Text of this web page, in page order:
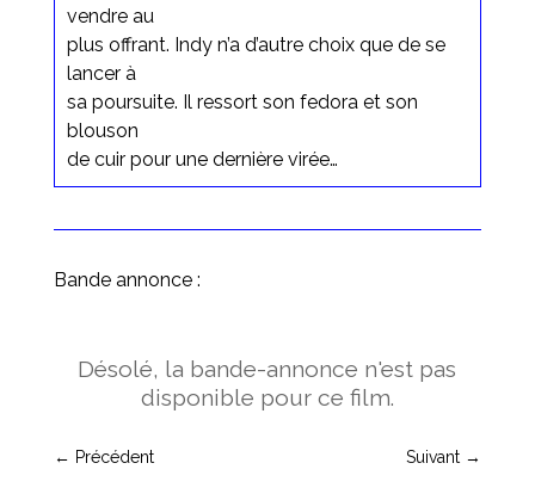
vendre au
plus offrant. Indy n’a d’autre choix que de se
lancer à
sa poursuite. Il ressort son fedora et son
blouson
de cuir pour une dernière virée…
Bande annonce :
Désolé, la bande-annonce n'est pas
disponible pour ce film.
← Précédent Suivant →